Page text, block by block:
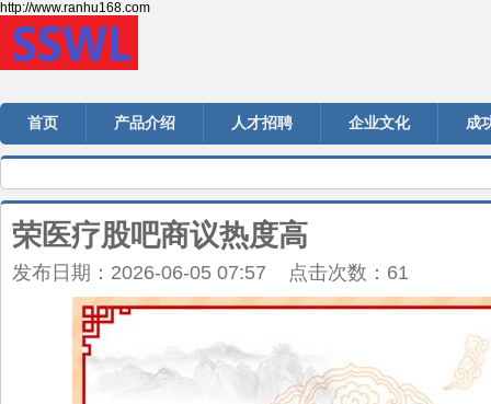
http://www.ranhu168.com
首页 产品介绍 人才招聘 企业文化 成
荣医疗股吧商议热度高
发布日期：2026-06-05 07:57 点击次数：61